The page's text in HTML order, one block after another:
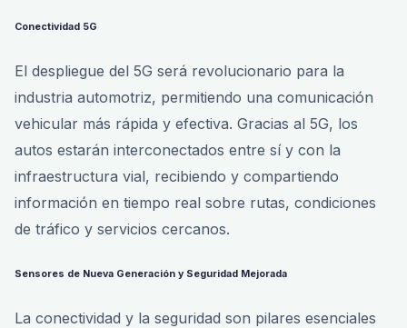
Conectividad 5G
El despliegue del 5G será revolucionario para la
industria automotriz, permitiendo una comunicación
vehicular más rápida y efectiva. Gracias al 5G, los
autos estarán interconectados entre sí y con la
infraestructura vial, recibiendo y compartiendo
información en tiempo real sobre rutas, condiciones
de tráfico y servicios cercanos.
Sensores de Nueva Generación y Seguridad Mejorada
La conectividad y la seguridad son pilares esenciales